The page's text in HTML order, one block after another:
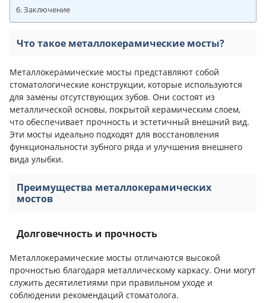
Заключение
Что такое металлокерамические мосты?
Металлокерамические мосты представляют собой
стоматологические конструкции, которые используются
для замены отсутствующих зубов. Они состоят из
металлической основы, покрытой керамическим слоем,
что обеспечивает прочность и эстетичный внешний вид.
Эти мосты идеально подходят для восстановления
функциональности зубного ряда и улучшения внешнего
вида улыбки.
Преимущества металлокерамических
мостов
Долговечность и прочность
Металлокерамические мосты отличаются высокой
прочностью благодаря металлическому каркасу. Они могут
служить десятилетиями при правильном уходе и
соблюдении рекомендаций стоматолога.